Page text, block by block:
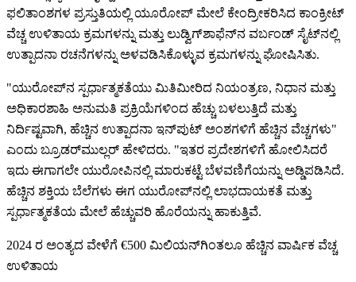
ಫಲಿತಾಂಶಗಳ ಪ್ರಸ್ತುತಿಯಲ್ಲಿ ಯೂರೋಪ್ ಮೇಲೆ ಕೇಂದ್ರೀಕರಿಸಿದ ಕಾಂಕ್ರೀಟ್
ವೆಚ್ಚ ಉಳಿತಾಯ ಕ್ರಮಗಳನ್ನು ಮತ್ತು ಲುಡ್ವಿಗ್‌ಶಾಫೆನ್‌ನ ವರ್ಬಂಡ್ ಸೈಟ್‌ನಲ್ಲಿ
ಉತ್ಪಾದನಾ ರಚನೆಗಳನ್ನು ಅಳವಡಿಸಿಕೊಳ್ಳುವ ಕ್ರಮಗಳನ್ನು ಘೋಷಿಸಿತು.
"ಯುರೋಪ್‌ನ ಸ್ಪರ್ಧಾತ್ಮಕತೆಯು ಮಿತಿಮೀರಿದ ನಿಯಂತ್ರಣ, ನಿಧಾನ ಮತ್ತು
ಅಧಿಕಾರಶಾಹಿ ಅನುಮತಿ ಪ್ರಕ್ರಿಯೆಗಳಿಂದ ಹೆಚ್ಚು ಬಳಲುತ್ತಿದೆ ಮತ್ತು
ನಿರ್ದಿಷ್ಟವಾಗಿ, ಹೆಚ್ಚಿನ ಉತ್ಪಾದನಾ ಇನ್‌ಪುಟ್ ಅಂಶಗಳಿಗೆ ಹೆಚ್ಚಿನ ವೆಚ್ಚಗಳು"
ಎಂದು ಬ್ರೂಡರ್‌ಮುಲ್ಲರ್ ಹೇಳಿದರು. "ಇತರ ಪ್ರದೇಶಗಳಿಗೆ ಹೋಲಿಸಿದರೆ
ಇದು ಈಗಾಗಲೇ ಯುರೋಪಿನಲ್ಲಿ ಮಾರುಕಟ್ಟೆ ಬೆಳವಣಿಗೆಯನ್ನು ಅಡ್ಡಿಪಡಿಸಿದೆ.
ಹೆಚ್ಚಿನ ಶಕ್ತಿಯ ಬೆಲೆಗಳು ಈಗ ಯುರೋಪ್‌ನಲ್ಲಿ ಲಾಭದಾಯಕತೆ ಮತ್ತು
ಸ್ಪರ್ಧಾತ್ಮಕತೆಯ ಮೇಲೆ ಹೆಚ್ಚುವರಿ ಹೊರೆಯನ್ನು ಹಾಕುತ್ತಿವೆ.
2024 ರ ಅಂತ್ಯದ ವೇಳೆಗೆ €500 ಮಿಲಿಯನ್‌ಗಿಂತಲೂ ಹೆಚ್ಚಿನ ವಾರ್ಷಿಕ ವೆಚ್ಚ
ಉಳಿತಾಯ